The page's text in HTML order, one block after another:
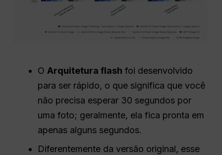
OArquitetura flash foi desenvolvido
para ser rápido, o que significa que você
não precisa esperar 30 segundos por
uma foto; geralmente, ela fica pronta em
apenas alguns segundos.
Diferentemente da versão original, esse